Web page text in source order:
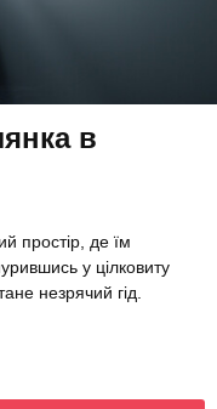
в
простір, де їм
у цілковиту
незрячий гід.